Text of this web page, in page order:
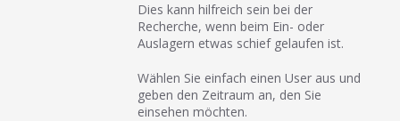
Dies kann hilfreich sein bei der
Recherche, wenn beim Ein- oder
Auslagern etwas schief gelaufen ist.
Wählen Sie einfach einen User aus und
geben den Zeitraum an, den Sie
einsehen möchten.